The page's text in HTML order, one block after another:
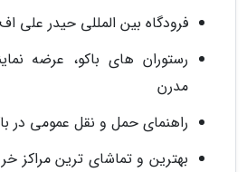
فرودگاه بین المللی حیدر علی اف
رستوران های باکو، عرضه
مدرن
راهنمای حمل و نقل عمومی در
بهترین و تماشای ترین مراکز